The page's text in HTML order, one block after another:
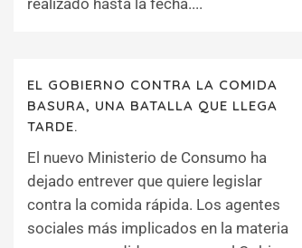
realizado hasta la fecha....
EL GOBIERNO CONTRA LA COMIDA
BASURA, UNA BATALLA QUE LLEGA
TARDE.
El nuevo Ministerio de Consumo ha
dejado entrever que quiere legislar
contra la comida rápida. Los agentes
sociales más implicados en la materia